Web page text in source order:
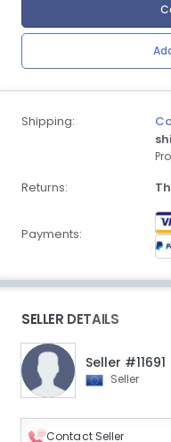
Shipping:
Returns:
Payments:
SELLER DETAILS
Seller #11691
Seller
Contact Seller